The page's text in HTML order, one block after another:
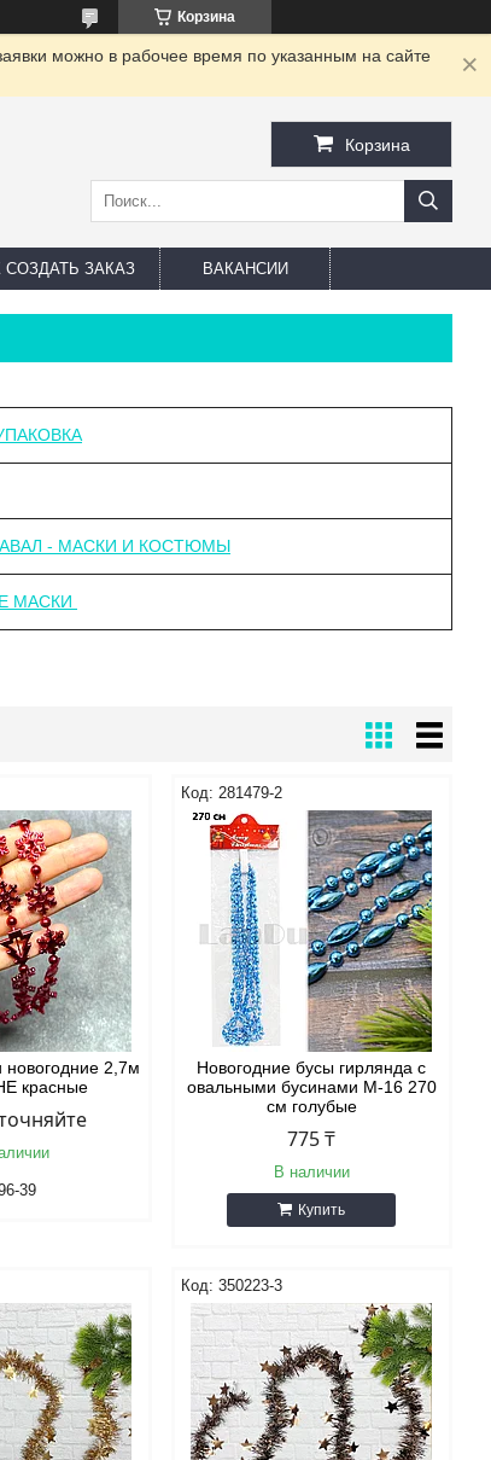
Корзина
можно в рабочее время по указанным на сайте
Корзина
СОЗДАТЬ ЗАКАЗ ВАКАНСИИ
- МАСКИ И КОСТЮМЫ
МАСКИ
новогодние 2,7м
красные
39
281479-2
Новогодние бусы гирлянда с
овальными бусинами М-16 270
см голубые
775 ₸
В наличии
Купить
350223-3